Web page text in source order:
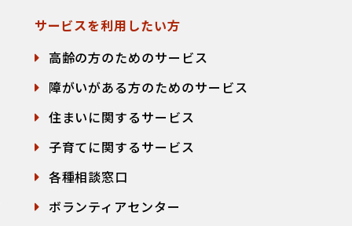
サービスを利用したい方
高齢の方のためのサービス
障がいがある方のためのサービス
住まいに関するサービス
子育てに関するサービス
各種相談窓口
ボランティアセンター